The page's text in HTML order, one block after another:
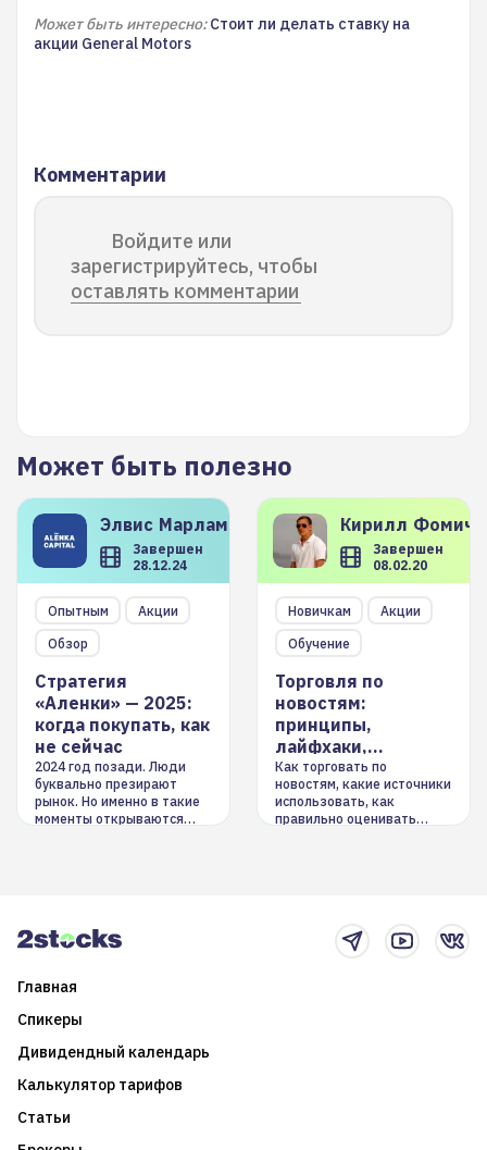
Может быть интересно:Стоит ли делать ставку на
акции General Motors
Комментарии
Войдите или
зарегистрируйтесь, чтобы
оставлять комментарии
Может быть полезно
Элвис Марламов
Завершен
28.12.24
Опытным
Акции
Обзор
Стратегия
«Аленки» — 2025:
когда покупать, как
не сейчас
2024 год позади. Люди
буквально презирают
рынок. Но именно в такие
моменты открываются
Кирилл
Завершен
08.02.20
Новичкам
Акции
Обучение
Торговля по
новостям:
принципы,
лайфхаки,
инструменты
Как торговать по
новостям, какие источники
использовать, как
правильно оценивать
Главная
Спикеры
Дивидендный календарь
Калькулятор тарифов
Статьи